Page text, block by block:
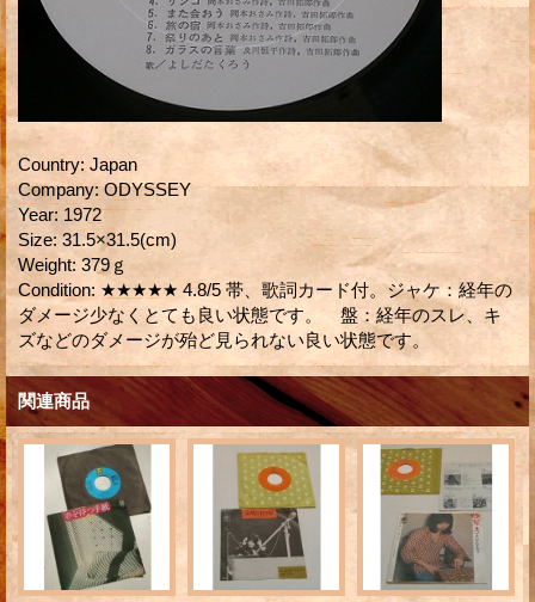
Country: Japan
Company: ODYSSEY
Year: 1972
Size: 31.5×31.5(cm)
Weight: 379ｇ
Condition: ★★★★★ 4.8/5 帯、歌詞カード付。ジャケ：経年の
ダメージ少なくとても良い状態です。 盤：経年のスレ、キ
ズなどのダメージが殆ど見られない良い状態です。
関連商品